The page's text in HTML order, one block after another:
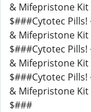
& Mifepristone Kit
$###Cytotec
& Mifepristone Kit
$###Cytotec
& Mifepristone Kit
$###Cytotec
& Mifepristone Kit
$###